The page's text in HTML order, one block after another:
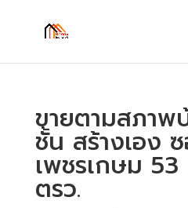
ขายตามสภาพ
ชั้น สร้างเอง
เพชรเกษม
ตรว.